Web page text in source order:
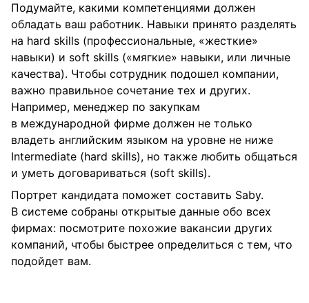
Подумайте, какими компетенциями должен
обладать ваш работник. Навыки принято разделять
на hard skills (профессиональные, «жесткие»
навыки) и soft skills («мягкие» навыки, или личные
качества). Чтобы сотрудник подошел компании,
важно правильное сочетание тех и других.
Например, менеджер по закупкам
в международной фирме должен не только
владеть английским языком на уровне не ниже
Intermediate (hard skills), но также любить общаться
и уметь договариваться (soft skills).
Портрет кандидата поможет составить Saby.
В системе собраны открытые данные обо всех
фирмах: посмотрите похожие вакансии других
компаний, чтобы быстрее определиться с тем, что
подойдет вам.